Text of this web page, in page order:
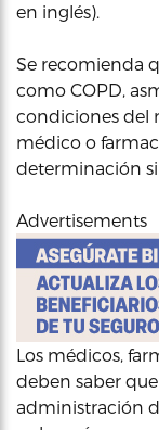
en inglés).
Se recomienda
como COPD,
condiciones del
médico o
determinación
Advertisements
Los médicos,
deben saber
administración